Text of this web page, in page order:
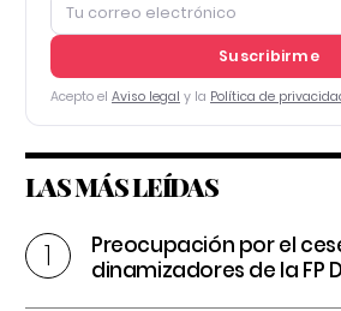
Suscribirme
Acepto el Aviso legal y la Política de
LAS MÁS LEÍDAS
Preocupación por el
dinamizadores de la FP